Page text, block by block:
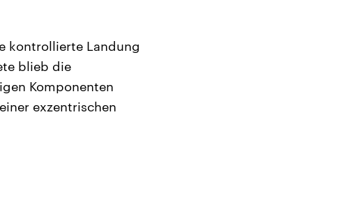
kontrollierte Landung
blieb die
Komponenten
exzentrischen